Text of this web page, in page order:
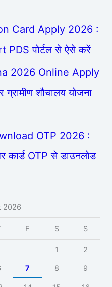
Card Apply 2026 :
PDS पोर्टल से ऐसे करें
2026 Online Apply
शौचालय योजना
OTP 2026 :
कार्ड OTP से डाउनलोड
2026
F S S
1 2
7 8 9